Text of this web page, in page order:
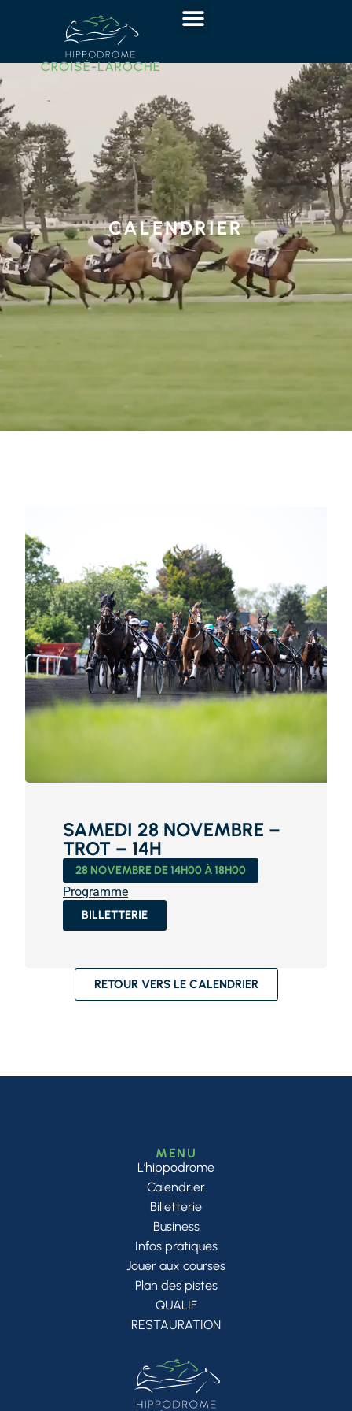
CALENDRIER
SAMEDI 28 NOVEMBRE –
TROT – 14H
28 NOVEMBRE DE 14H00 À 18H00
Programme
BILLETTERIE
RETOUR VERS LE CALENDRIER
MENU
L’hippodrome
Calendrier
Billetterie
Business
Infos pratiques
Jouer aux courses
Plan des pistes
QUALIF
RESTAURATION